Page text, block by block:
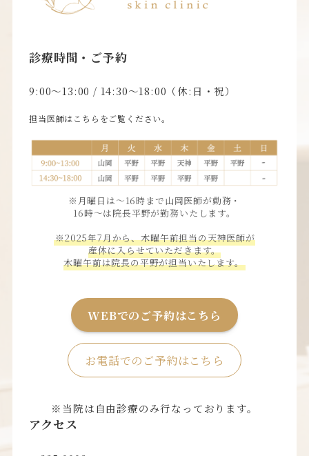
診療時間・ご予約
9:00〜13:00 / 14:30〜18:00（休:日・祝）
担当医師はこちらをご覧ください。
※月曜日は〜16時まで山岡医師が勤務・
16時〜は院長平野が勤務いたします。
※2025年7月から、木曜午前担当の天神医師が
産休に入らせていただきます。
木曜午前は院長の平野が担当いたします。
WEBでのご予約はこちら
お電話でのご予約はこちら
※当院は自由診療のみ行なっております。
アクセス